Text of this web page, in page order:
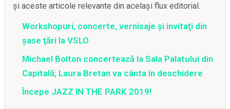
și aceste articole relevante din același flux editorial.
Workshopuri, concerte, vernisaje şi invitaţi din
şase ţări la VSLO
Michael Bolton concertează la Sala Palatului din
Capitală; Laura Bretan va cânta în deschidere
Începe JAZZ IN THE PARK 2019!